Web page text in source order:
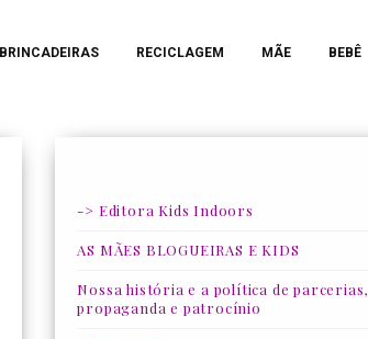
BRINCADEIRAS RECICLAGEM MÃE BEBÊ
-> Editora Kids Indoors
AS MÃES BLOGUEIRAS E KIDS
Nossa história e a política de parcerias,
propaganda e patrocínio